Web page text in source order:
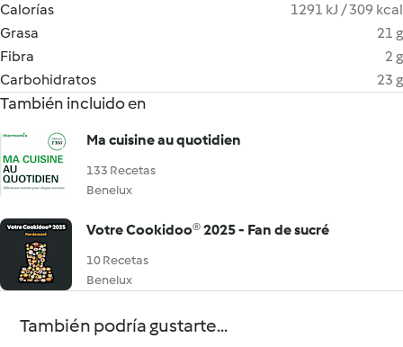
Calorías
1291 kJ / 309 kcal
Grasa
21 g
Fibra
2 g
Carbohidratos
23 g
También incluido en
Ma cuisine au quotidien
133 Recetas
Benelux
Votre Cookidoo® 2025 - Fan de sucré
10 Recetas
Benelux
También podría gustarte...